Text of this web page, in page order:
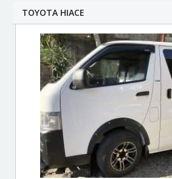
TOYOTA HIACE